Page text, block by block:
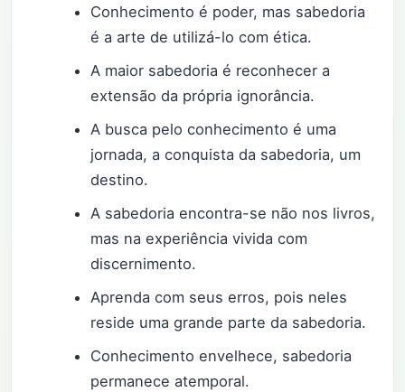
Conhecimento é poder, mas sabedoria
é a arte de utilizá-lo com ética.
A maior sabedoria é reconhecer a
extensão da própria ignorância.
A busca pelo conhecimento é uma
jornada, a conquista da sabedoria, um
destino.
A sabedoria encontra-se não nos livros,
mas na experiência vivida com
discernimento.
Aprenda com seus erros, pois neles
reside uma grande parte da sabedoria.
Conhecimento envelhece, sabedoria
permanece atemporal.